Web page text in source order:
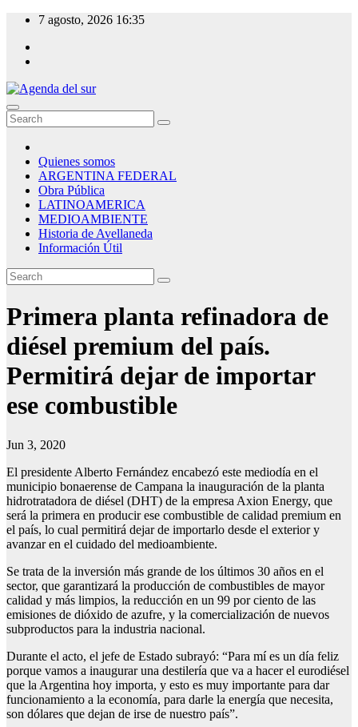
Skip
content
7 agosto, 2026 16:35
Agenda del sur
Quienes somos
ARGENTINA FEDERAL
Obra Pública
LATINOAMERICA
MEDIOAMBIENTE
Historia de Avellaneda
Información Útil
Primera planta refinadora de
diésel premium del país.
Permitirá dejar de importar
ese combustible
Jun 3, 2020
El presidente Alberto Fernández encabezó este mediodía en el
municipio bonaerense de Campana la inauguración de la planta
hidrotratadora de diésel (DHT) de la empresa Axion Energy, que
será la primera en producir ese combustible de calidad premium en
el país, lo cual permitirá dejar de importarlo desde el exterior y
avanzar en el cuidado del medioambiente.
Se trata de la inversión más grande de los últimos 30 años en el
sector, que garantizará la producción de combustibles de mayor
calidad y más limpios, la reducción en un 99 por ciento de las
emisiones de dióxido de azufre, y la comercialización de nuevos
subproductos para la industria nacional.
Durante el acto, el jefe de Estado subrayó: “Para mí es un día feliz
porque vamos a inaugurar una destilería que va a hacer el eurodiésel
que la Argentina hoy importa, y esto es muy importante para dar
funcionamiento a la economía, para darle la energía que necesita,
son dólares que dejan de irse de nuestro país”.